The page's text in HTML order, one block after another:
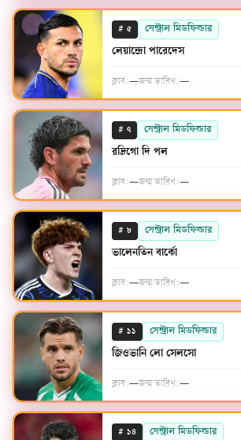
# ৫ সেন্ট্রাল মিডফিল্ডার
লেয়ান্দ্রো পারেদেস
ক্লাব:—জন্ম তারিখ:—
# ৭ সেন্ট্রাল মিডফিল্ডার
রদ্রিগো দি পল
ক্লাব:—জন্ম তারিখ:—
# ৮ সেন্ট্রাল মিডফিল্ডার
ভালেনতিন বার্কো
ক্লাব:—জন্ম তারিখ:—
# ১১ সেন্ট্রাল মিডফিল্ডার
জিওভানি লো সেলসো
ক্লাব:—জন্ম তারিখ:—
# ১৪ সেন্ট্রাল মিডফিল্ডার